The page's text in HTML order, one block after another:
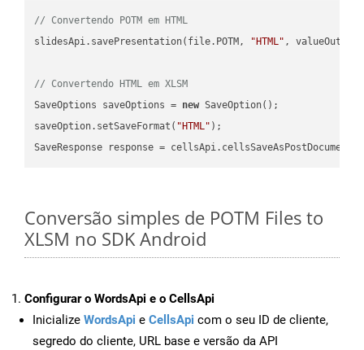
// Convertendo POTM em HTML
slidesApi.savePresentation(file.POTM,
"HTML" ,
// Convertendo HTML em XLSM
SaveOptions saveOptions = new SaveOption();
saveOption.setSaveFormat( "HTML" );
SaveResponse response =
Conversão simples de POTM Files to
XLSM no SDK Android
Configurar o WordsApi e o CellsApi
Inicialize WordsApi e CellsApi com o seu ID de cliente,
segredo do cliente, URL base e versão da API